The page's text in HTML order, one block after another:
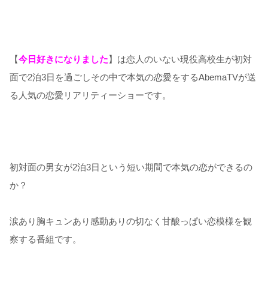
【今日好きになりました】は恋人のいない現役高校生が初対
面で2泊3日を過ごしその中で本気の恋愛をするAbemaTVが送
る人気の恋愛リアリティーショーです。
初対面の男女が2泊3日という短い期間で本気の恋ができるの
か？
涙あり胸キュンあり感動ありの切なく甘酸っぱい恋模様を観
察する番組です。